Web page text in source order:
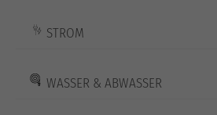
STROM
WASSER & ABWASSER